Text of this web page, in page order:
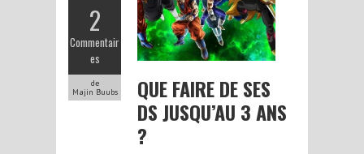
2
Commentair
es
de
Majin Buubs
QUE FAIRE DE SES
DS JUSQU’AU 3 ANS
?